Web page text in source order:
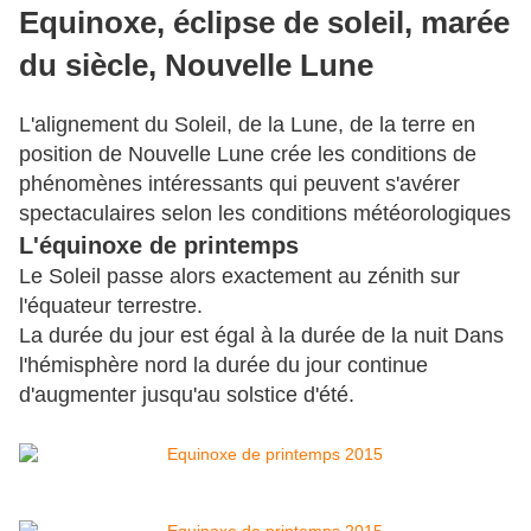
Equinoxe, éclipse de soleil, marée
du siècle, Nouvelle Lune
L'alignement du Soleil, de la Lune, de la terre en
position de Nouvelle Lune crée les conditions de
phénomènes intéressants qui peuvent s'avérer
spectaculaires selon les conditions météorologiques
L'équinoxe de printemps
Le Soleil passe alors exactement au zénith sur
l'équateur terrestre.
La durée du jour est égal à la durée de la nuit Dans
l'hémisphère nord la durée du jour continue
d'augmenter jusqu'au solstice d'été.